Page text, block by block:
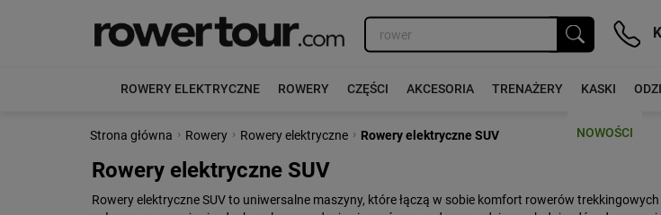
ROWERY ELEKTRYCZNE ROWERY CZĘŚCI AKCESORIA TRENAŻERY KASKI
NOWOŚCI
Strona główna › Rowery › Rowery elektryczne › Rowery elektryczne SUV
Rowery elektryczne SUV
Rowery elektryczne SUV to uniwersalne maszyny, które łączą w sobie komfort rowerów